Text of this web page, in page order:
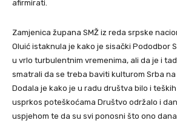
afirmirati.
Zamjenica župana SMŽ iz reda srpske
Oluić istaknula je kako je sisački Pododbor
u vrlo turbulentnim vremenima, ali da je i
smatrali da se treba baviti kulturom Srba
Dodala je kako je u radu društva bilo i
usprkos poteškoćama Društvo održalo i
uspjehom te da su svi ponosni što ono